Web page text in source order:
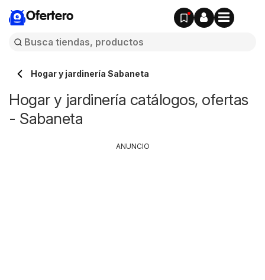
Ofertero
Hogar y jardinería Sabaneta
Hogar y jardinería catálogos, ofertas
- Sabaneta
ANUNCIO